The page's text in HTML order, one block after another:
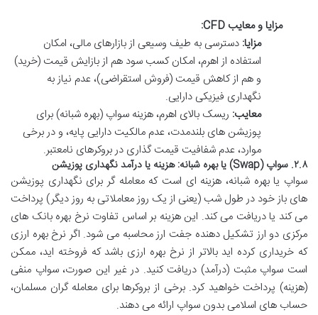
مزایا و معایب CFD:
مزایا: دسترسی به طیف وسیعی از بازارهای مالی، امکان
استفاده از اهرم، امکان کسب سود هم از بازایش قیمت (خرید)
و هم از کاهش قیمت (فروش استقراضی)، عدم نیاز به
نگهداری فیزیکی دارایی.
معایب: ریسک بالای اهرم، هزینه سواپ (بهره شبانه) برای
پوزیشن های بلندمدت، عدم مالکیت دارایی پایه، و در برخی
موارد، عدم شفافیت قیمت گذاری در بروکرهای نامعتبر.
۲.۸. سواپ (Swap) یا بهره شبانه: هزینه یا درآمد نگهداری پوزیشن
سواپ یا بهره شبانه، هزینه ای است که معامله گر برای نگهداری پوزیشن
های باز خود در طول شب (یعنی از یک روز معاملاتی به روز دیگر) پرداخت
می کند یا دریافت می کند. این هزینه بر اساس تفاوت نرخ بهره بانک های
مرکزی دو ارز تشکیل دهنده جفت ارز محاسبه می شود. اگر نرخ بهره ارزی
که خریداری کرده اید بالاتر از نرخ بهره ارزی باشد که فروخته اید، ممکن
است سواپ مثبت (درآمد) دریافت کنید. در غیر این صورت، سواپ منفی
(هزینه) پرداخت خواهید کرد. برخی از بروکرها برای معامله گران مسلمان،
حساب های اسلامی بدون سواپ ارائه می دهند.